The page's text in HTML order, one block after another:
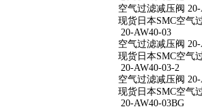
空气过滤减压阀 20-
现货日本SMC空气
20-AW40-03
空气过滤减压阀 20-
现货日本SMC空气
20-AW40-03-2
空气过滤减压阀
现货日本SMC空气
20-AW40-03BG